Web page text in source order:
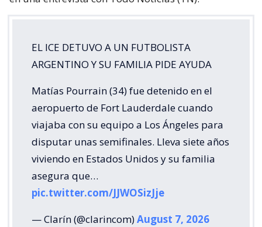
EL ICE DETUVO A UN FUTBOLISTA
ARGENTINO Y SU FAMILIA PIDE AYUDA
Matías Pourrain (34) fue detenido en el
aeropuerto de Fort Lauderdale cuando
viajaba con su equipo a Los Ángeles para
disputar unas semifinales. Lleva siete años
viviendo en Estados Unidos y su familia
asegura que…
pic.twitter.com/JJWOSizJje
— Clarín (@clarincom)August 7, 2026